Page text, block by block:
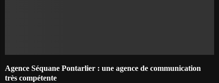
Agence Séquane Pontarlier : une agence de communication
très compétente